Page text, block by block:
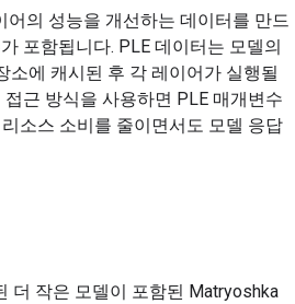
어의 성능을 개선하는 데이터를 만드
포함됩니다. PLE 데이터는 모델의
소에 캐시된 후 각 레이어가 실행될
근 방식을 사용하면 PLE 매개변수
소스 소비를 줄이면서도 모델 응답
더 작은 모델이 포함된 Matryoshka